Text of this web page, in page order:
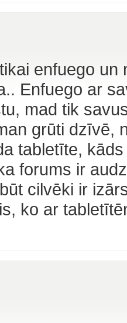
enfuego
Enfuego ar
mad tik
grūti dzīvē,
tabletīte,
forums ir
cilvēki ir
ko ar